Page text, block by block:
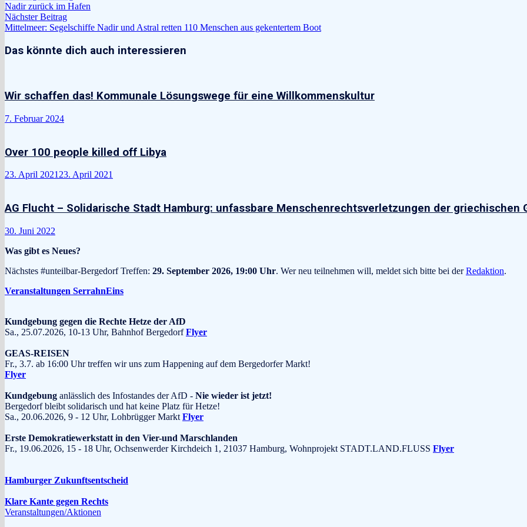
Beitrag:
Nadir zurück im Hafen
Nächster BeitragNächster
Beitrag:
Mittelmeer: Segelschiffe Nadir und Astral retten 110 Menschen aus gekentertem Boot
Das könnte dich auch interessieren
Wir schaffen das! Kommunale Lösungswege für eine Willkommenskultur
7. Februar 2024
Over 100 people killed off Libya
23. April 202123. April 2021
AG Flucht – Solidarische Stadt Hamburg: unfassbare Menschenrechtsverletzungen der griechischen
30. Juni 2022
Was gibt es Neues?
Nächstes #unteilbar-Bergedorf Treffen: 29. September 2026, 19:00 Uhr. Wer neu teilnehmen will, meldet sich bitte bei derRedaktion.
Veranstaltungen SerrahnEins
Kundgebung gegen die Rechte Hetze der AfD
Sa., 25.07.2026, 10-13 Uhr, Bahnhof BergedorfFlyer
GEAS-REISEN
Fr., 3.7. ab 16:00 Uhr treffen wir uns zum Happening auf dem Bergedorfer Markt!
Flyer
Kundgebung anlässlich des Infostandes der AfD - Nie wieder ist jetzt!
Bergedorf bleibt solidarisch und hat keine Platz für Hetze!
Sa., 20.06.2026, 9 - 12 Uhr, Lohbrügger Markt Flyer
Erste Demokratiewerkstatt in den Vier-und Marschlanden
Fr., 19.06.2026, 15 - 18 Uhr, Ochsenwerder Kirchdeich 1, 21037 Hamburg, Wohnprojekt STADT.LAND.FLUSS Flyer
Hamburger Zukunftsentscheid
Klare Kante gegen Rechts
Veranstaltungen/Aktionen